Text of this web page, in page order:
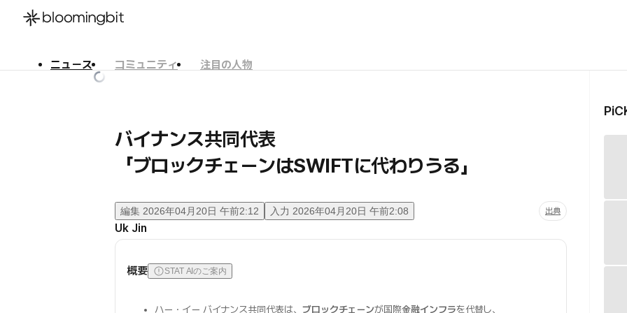
ニュース コミュニティ
注目の人物
バイナンス共同代表
「ブロックチェーンはSWIFTに代わりうる」
編集 2026年04月20日 午前2:12 入力 2026年04月20日 午前2:08 出典
Uk Jin
概要 STAT AIのご案内
ハー・イー バイナンス共同代表は、 ブロックチェーンが国際金融インフラを代替し、